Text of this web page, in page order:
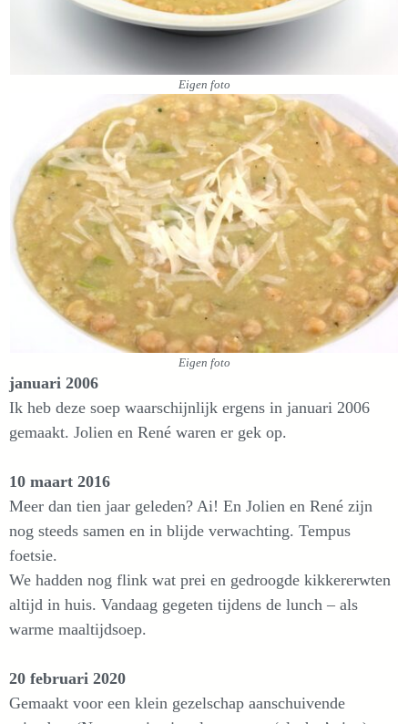
Eigen foto
Eigen foto
januari 2006
Ik heb deze soep waarschijnlijk ergens in januari 2006
gemaakt. Jolien en René waren er gek op.
10 maart 2016
Meer dan tien jaar geleden? Ai! En Jolien en René zijn
nog steeds samen en in blijde verwachting. Tempus
foetsie.
We hadden nog flink wat prei en gedroogde kikkererwten
altijd in huis. Vandaag gegeten tijdens de lunch – als
warme maaltijdsoep.
20 februari 2020
Gemaakt voor een klein gezelschap aanschuivende